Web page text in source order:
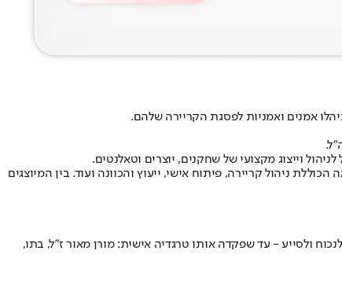
אמנים ואמניות לפסגת הקריירה שלהם.
ניהול קריירה, פיתוח אישי, ייעוץ והכוונה ועוד. בין המיוצגים
לנכוח ולסייע - עד שפקדה אותו טרגדיה אישית: מורן מאור ז"ל, בתו,